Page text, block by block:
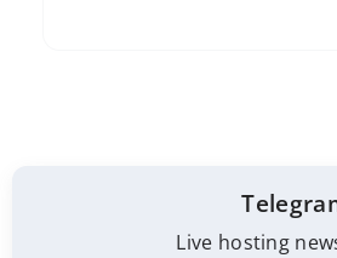
Live hosting